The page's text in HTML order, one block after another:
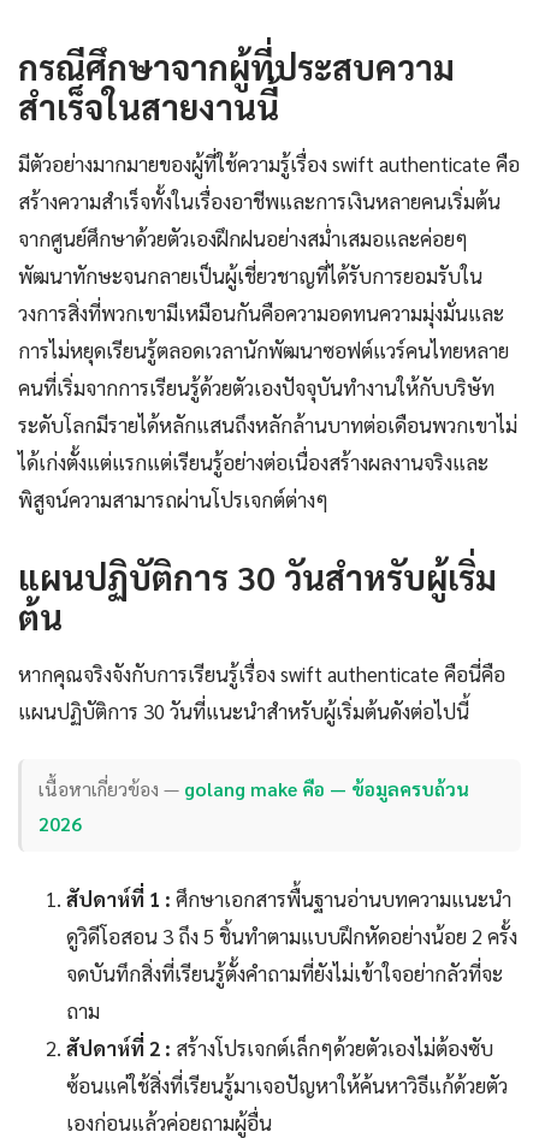
กรณีศึกษาจากผู้ที่ประสบความ
สำเร็จในสายงานนี้
มีตัวอย่างมากมายของผู้ที่ใช้ความรู้เรื่อง swift authenticate คือ
สร้างความสำเร็จทั้งในเรื่องอาชีพและการเงินหลายคนเริ่มต้น
จากศูนย์ศึกษาด้วยตัวเองฝึกฝนอย่างสม่ำเสมอและค่อยๆ
พัฒนาทักษะจนกลายเป็นผู้เชี่ยวชาญที่ได้รับการยอมรับใน
วงการสิ่งที่พวกเขามีเหมือนกันคือความอดทนความมุ่งมั่นและ
การไม่หยุดเรียนรู้ตลอดเวลานักพัฒนาซอฟต์แวร์คนไทยหลาย
คนที่เริ่มจากการเรียนรู้ด้วยตัวเองปัจจุบันทำงานให้กับบริษัท
ระดับโลกมีรายได้หลักแสนถึงหลักล้านบาทต่อเดือนพวกเขาไม่
ได้เก่งตั้งแต่แรกแต่เรียนรู้อย่างต่อเนื่องสร้างผลงานจริงและ
พิสูจน์ความสามารถผ่านโปรเจกต์ต่างๆ
แผนปฏิบัติการ 30 วันสำหรับผู้เริ่ม
ต้น
หากคุณจริงจังกับการเรียนรู้เรื่อง swift authenticate คือนี่คือ
แผนปฏิบัติการ 30 วันที่แนะนำสำหรับผู้เริ่มต้นดังต่อไปนี้
เนื้อหาเกี่ยวข้อง — golang make คือ — ข้อมูลครบถ้วน
2026
สัปดาห์ที่ 1 : ศึกษาเอกสารพื้นฐานอ่านบทความแนะนำ
ดูวิดีโอสอน 3 ถึง 5 ชิ้นทำตามแบบฝึกหัดอย่างน้อย 2 ครั้ง
จดบันทึกสิ่งที่เรียนรู้ตั้งคำถามที่ยังไม่เข้าใจอย่ากลัวที่จะ
ถาม
สัปดาห์ที่ 2 : สร้างโปรเจกต์เล็กๆด้วยตัวเองไม่ต้องซับ
ซ้อนแค่ใช้สิ่งที่เรียนรู้มาเจอปัญหาให้ค้นหาวิธีแก้ด้วยตัว
เองก่อนแล้วค่อยถามผู้อื่น